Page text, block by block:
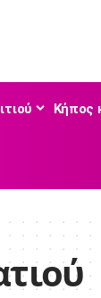
Κήπος